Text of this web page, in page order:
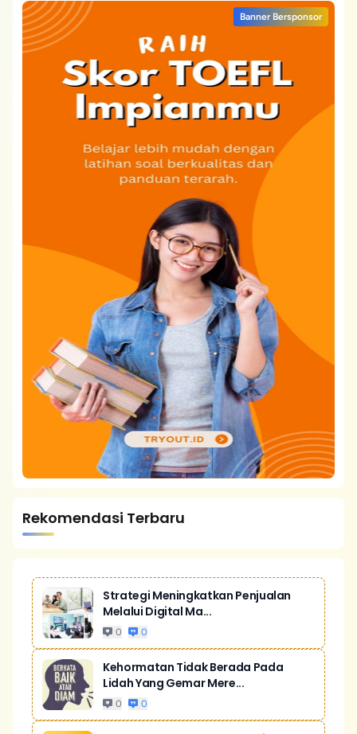
Banner Bersponsor
Rekomendasi Terbaru
Strategi Meningkatkan Penjualan
Melalui Digital Ma...
0 0
Kehormatan Tidak Berada Pada
Lidah Yang Gemar Mere...
0 0